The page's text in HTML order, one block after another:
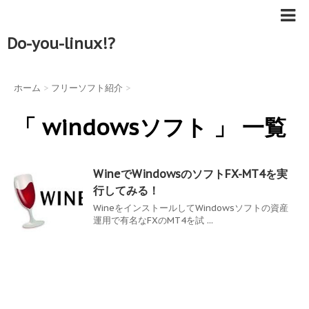
Do-you-linux!?
ホーム > フリーソフト紹介 >
「 windowsソフト 」 一覧
WineでWindowsのソフトFX-MT4を実
行してみる！
WineをインストールしてWindowsソフトの資産
運用で有名なFXのMT4を試 ...